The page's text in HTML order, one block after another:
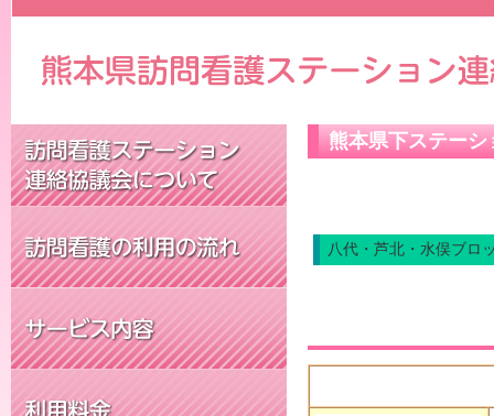
熊本県下ステーシ
八代・芦北・水俣ブロ